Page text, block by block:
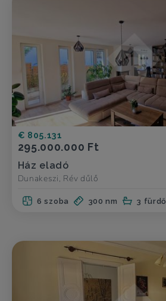
€ 805.131
295.000.000 Ft
Ház eladó
Dunakeszi, Rév dűlő
6 szoba 300 nm 3 fürdő